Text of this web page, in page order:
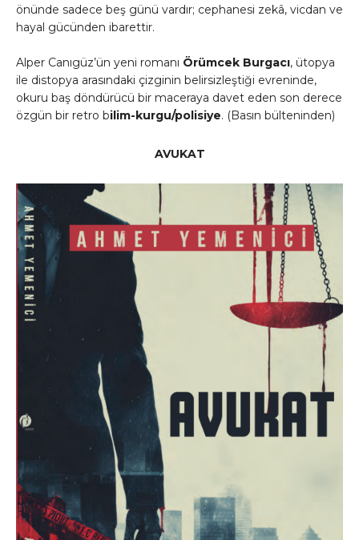
önünde sadece beş günü vardır; cephanesi zekâ, vicdan ve
hayal gücünden ibarettir.
Alper Canıgüz’ün yeni romanı Örümcek Burgacı, ütopya
ile distopya arasındaki çizginin belirsizleştiği evreninde,
okuru baş döndürücü bir maceraya davet eden son derece
özgün bir retro bilim-kurgu/polisiye. (Basın bülteninden)
AVUKAT